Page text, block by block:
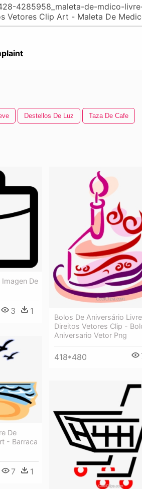
Destellos De Luz Taza De Cafe
De
3 1
Bolos De Aniversário
Direitos Vetores Clip -
Aniversario Vetor Png
418*480
De
- Barraca
7 1